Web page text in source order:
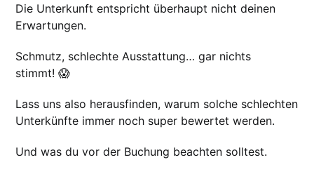
Die Unterkunft entspricht überhaupt nicht deinen
Erwartungen.
Schmutz, schlechte Ausstattung… gar nichts
stimmt! 😱
Lass uns also herausfinden, warum solche schlechten
Unterkünfte immer noch super bewertet werden.
Und was du vor der Buchung beachten solltest.